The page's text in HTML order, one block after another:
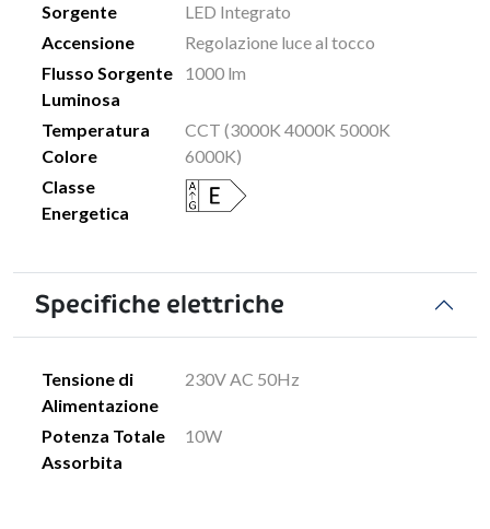
Sorgente
LED Integrato
Accensione
Regolazione luce al tocco
Flusso Sorgente
Luminosa
1000 lm
Temperatura
Colore
CCT (3000K 4000K 5000K
6000K)
Classe
Energetica
Specifiche elettriche
Tensione di
Alimentazione
230V AC 50Hz
Potenza Totale
Assorbita
10W